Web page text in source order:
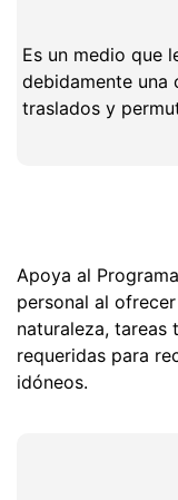
Es un medio que
debidamente una
traslados y
Apoya al
personal al
naturaleza, tareas
requeridas para
idóneos.